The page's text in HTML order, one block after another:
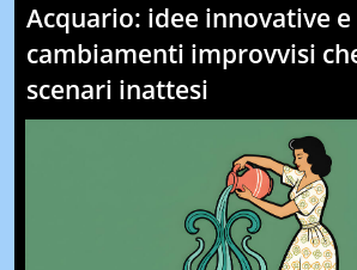
Acquario: idee innovative e
cambiamenti improvvisi
scenari inattesi